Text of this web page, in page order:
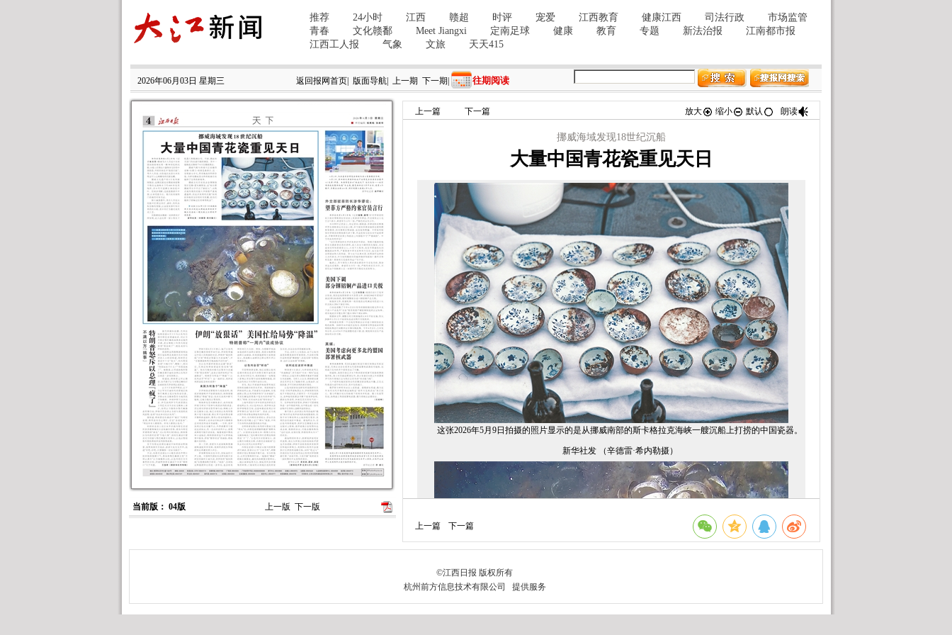
2026年06月03日 星期三 返回报网首页 版面导航 上一期 下一期 往期阅读
当前版： 04版 上一版 下一版
上一篇 下一篇 放大 缩小 默认 朗读
挪威海域发现18世纪沉船
大量中国青花瓷重见天日
这张2026年5月9日拍摄的照片显示的是从挪威南部的斯卡格拉克海峡一艘沉船上打捞的中国瓷器。
新华社发 （辛德雷·希内勒摄）
上一篇 下一篇